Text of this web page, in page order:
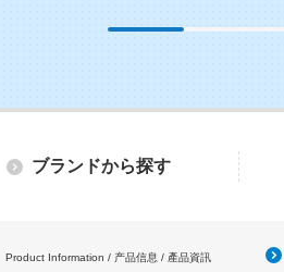
ブランドから探す
Product Information / 产品信息 / 產品資訊